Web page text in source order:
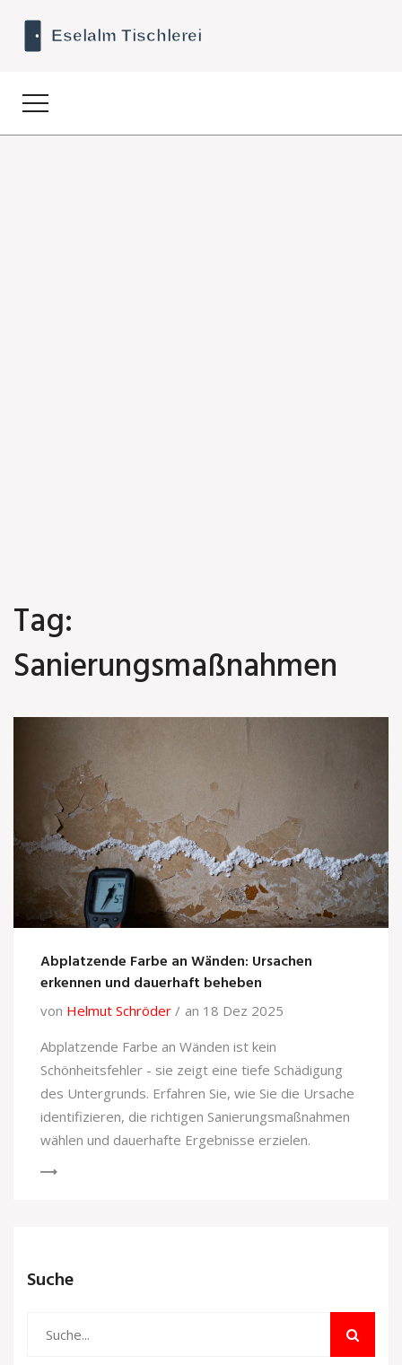
Tag:
Sanierungsmaßnahmen
Abplatzende Farbe an Wänden: Ursachen
erkennen und dauerhaft beheben
von Helmut Schröder
an 18 Dez 2025
Abplatzende Farbe an Wänden ist kein
Schönheitsfehler - sie zeigt eine tiefe Schädigung
des Untergrunds. Erfahren Sie, wie Sie die Ursache
identifizieren, die richtigen Sanierungsmaßnahmen
wählen und dauerhafte Ergebnisse erzielen.
Suche